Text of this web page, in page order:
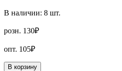
В наличии: 8 шт.
розн. 130₽
опт. 105₽
В корзину